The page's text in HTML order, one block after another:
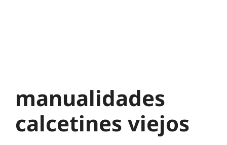
manualidades
calcetines viejos